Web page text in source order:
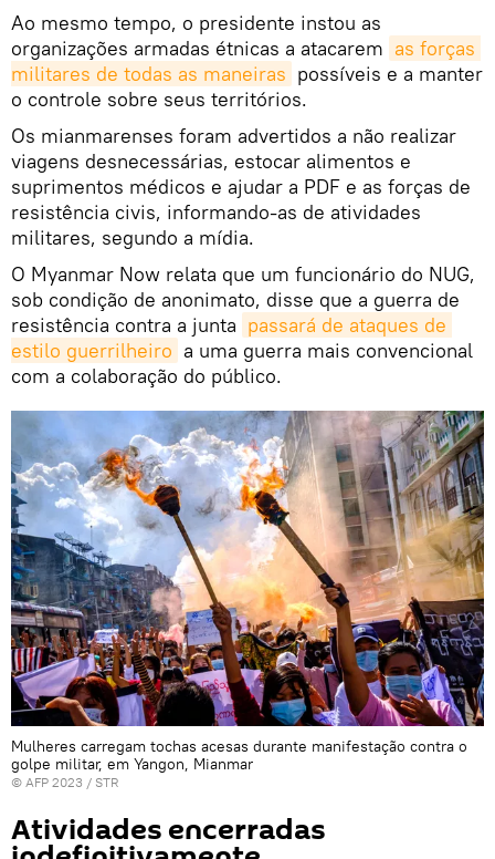
Ao mesmo tempo, o presidente instou as
organizações armadas étnicas a atacarem as forças
militares de todas as maneiras possíveis e a manter
o controle sobre seus territórios.
Os mianmarenses foram advertidos a não realizar
viagens desnecessárias, estocar alimentos e
suprimentos médicos e ajudar a PDF e as forças de
resistência civis, informando-as de atividades
militares, segundo a mídia.
O Myanmar Now relata que um funcionário do NUG,
sob condição de anonimato, disse que a guerra de
resistência contra a junta passará de ataques de
estilo guerrilheiro a uma guerra mais convencional
com a colaboração do público.
Mulheres carregam tochas acesas durante manifestação contra o
golpe militar, em Yangon, Mianmar
© AFP 2023 / STR
Atividades encerradas